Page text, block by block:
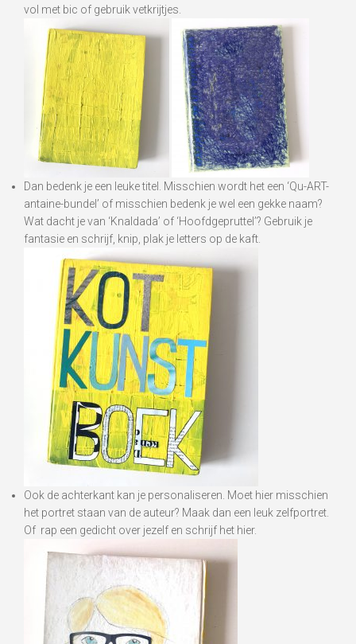
vol met bic of gebruik vetkrijtjes.
Dan bedenk je een leuke titel. Misschien wordt het een ‘Qu-ART-
antaine-bundel’ of misschien bedenk je wel een gekke naam?
Wat dacht je van ‘Knaldada’ of ‘Hoofdgepruttel’? Gebruik je
fantasie en schrijf, knip, plak je letters op de kaft.
Ook de achterkant kan je personaliseren. Moet hier misschien
het portret staan van de auteur? Maak dan een leuk zelfportret.
Of rap een gedicht over jezelf en schrijf het hier.